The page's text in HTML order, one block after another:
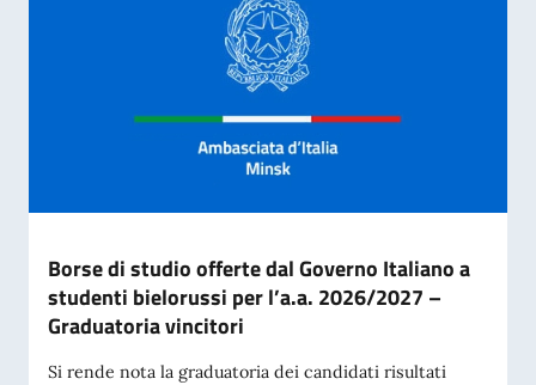
Borse di studio offerte dal Governo Italiano a
studenti bielorussi per l’a.a. 2026/2027 –
Graduatoria vincitori
Si rende nota la graduatoria dei candidati risultati